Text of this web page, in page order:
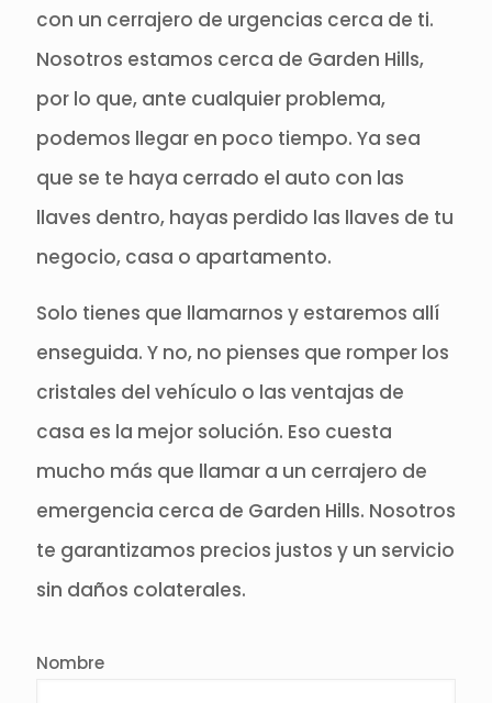
con un cerrajero de urgencias cerca de ti.
Nosotros estamos cerca de Garden Hills,
por lo que, ante cualquier problema,
podemos llegar en poco tiempo. Ya sea
que se te haya cerrado el auto con las
llaves dentro, hayas perdido las llaves de tu
negocio, casa o apartamento.
Solo tienes que llamarnos y estaremos allí
enseguida. Y no, no pienses que romper los
cristales del vehículo o las ventajas de
casa es la mejor solución. Eso cuesta
mucho más que llamar a un cerrajero de
emergencia cerca de Garden Hills. Nosotros
te garantizamos precios justos y un servicio
sin daños colaterales.
Nombre